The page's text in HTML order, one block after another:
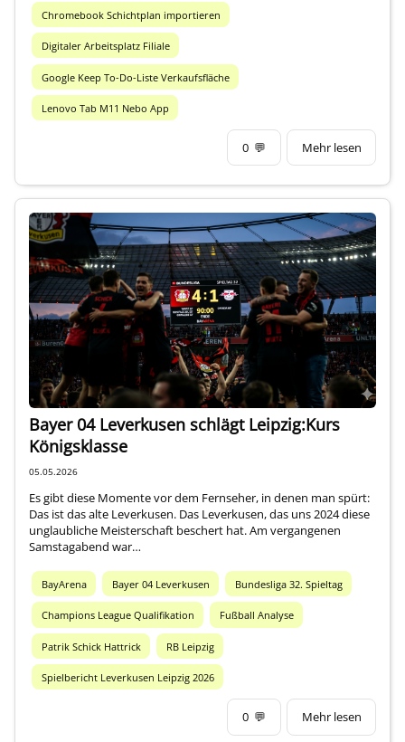
Chromebook Schichtplan importieren
Digitaler Arbeitsplatz Filiale
Google Keep To-Do-Liste Verkaufsfläche
Lenovo Tab M11 Nebo App
0 💬 Mehr lesen
Bayer 04 Leverkusen schlägt Leipzig:Kurs
Königsklasse
05.05.2026
Es gibt diese Momente vor dem Fernseher, in denen man spürt:
Das ist das alte Leverkusen. Das Leverkusen, das uns 2024 diese
unglaubliche Meisterschaft beschert hat. Am vergangenen
Samstagabend war…
BayArena Bayer 04 Leverkusen Bundesliga 32. Spieltag
Champions League Qualifikation Fußball Analyse
Patrik Schick Hattrick RB Leipzig
Spielbericht Leverkusen Leipzig 2026
0 💬 Mehr lesen